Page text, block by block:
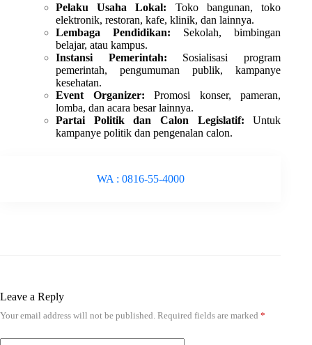
Pelaku Usaha Lokal: Toko bangunan, toko
elektronik, restoran, kafe, klinik, dan lainnya.
Lembaga Pendidikan: Sekolah, bimbingan
belajar, atau kampus.
Instansi Pemerintah: Sosialisasi program
pemerintah, pengumuman publik, kampanye
kesehatan.
Event Organizer: Promosi konser, pameran,
lomba, dan acara besar lainnya.
Partai Politik dan Calon Legislatif: Untuk
kampanye politik dan pengenalan calon.
WA : 0816-55-4000
Leave a Reply
Your email address will not be published. Required fields are marked *